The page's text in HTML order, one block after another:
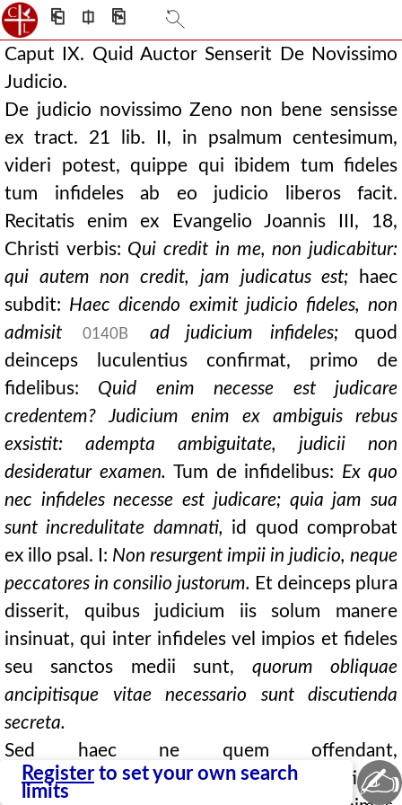
⎗ ⎅ ⎘
Register to set your own search
limits
Caput IX. Quid Auctor Senserit De Novissimo
Judicio.
De judicio novissimo Zeno non bene sensisse
ex tract. 21 lib. II, in psalmum centesimum,
videri potest, quippe qui ibidem tum fideles
tum infideles ab eo judicio liberos facit.
Recitatis enim ex Evangelio Joannis III, 18,
Christi verbis: Qui credit in me, non judicabitur:
qui autem non credit, jam judicatus est; haec
subdit: Haec dicendo eximit judicio fideles, non
admisit
0140B ad judicium infideles;quod
deinceps luculentius confirmat, primo de
fidelibus: Quid enim necesse est judicare
credentem? Judicium enim ex ambiguis rebus
exsistit: adempta ambiguitate, judicii non
desideratur examen. Tum de infidelibus: Ex quo
nec infideles necesse est judicare; quia jam sua
sunt incredulitate damnati, id quod comprobat
ex illo psal. I: Non resurgent impii in judicio, neque
peccatores in consilio justorum. Et deinceps plura
disserit, quibus judicium iis solum manere
insinuat, qui inter infideles vel impios et fideles
seu sanctos medii sunt, quorum obliquae
ancipitisque vitae necessario sunt discutienda
secreta.
Sed haec ne quem offendant,
animadvertendum primo est, plures antiquos
✍